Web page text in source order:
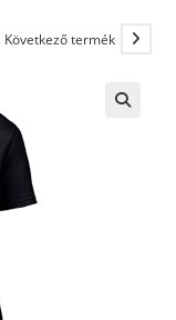
Következő termék